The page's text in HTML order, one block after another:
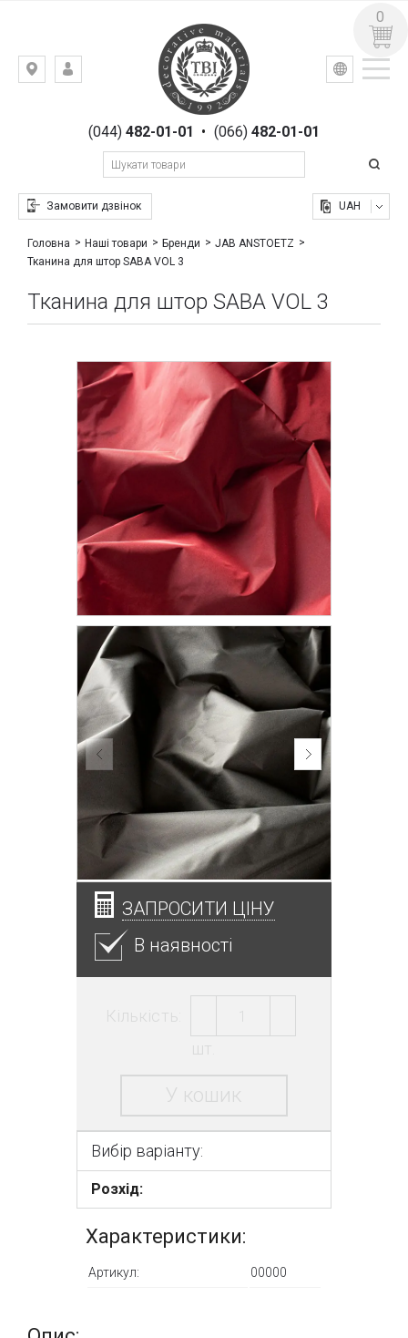
Київ,
Гоголівська,(044)482-01-01 • (066) 482-01-01
Замовити дзвінок
УКР РУС
UAH
0
Головна Наші товари Бренди
JAB ANSTOETZ
Тканина для штор SABA VOL 3
Тканина для штор SABA VOL 3
ЗАПРОСИТИ ЦІНУ
В наявності
Кількість:
шт.
У кошик
Вибір варіанту:
Розхід:
Характеристики:
Артикул: 00000